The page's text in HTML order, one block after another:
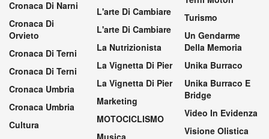
Cronaca Di Narni
Cronaca Di
Orvieto
Cronaca Di Terni
Cronaca Di Terni
Cronaca Umbria
Cronaca Umbria
Cultura
L'arte Di Cambiare
L'arte Di Cambiare
La Nutrizionista
La Vignetta Di Pier
La Vignetta Di Pier
Marketing
MOTOCICLISMO
Musica
Turismo
Un Gendarme
Della Memoria
Unika Burraco
Unika Burraco E
Bridge
Video In Evidenza
Visione Olistica